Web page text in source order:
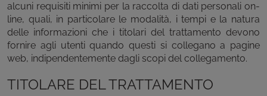
alcuni requisiti minimi per la raccolta di dati personali on-
line, quali, in particolare le modalità, i tempi e la natura
delle informazioni che i titolari del trattamento devono
fornire agli utenti quando questi si collegano a pagine
web, indipendentemente dagli scopi del collegamento.
TITOLARE DEL TRATTAMENTO